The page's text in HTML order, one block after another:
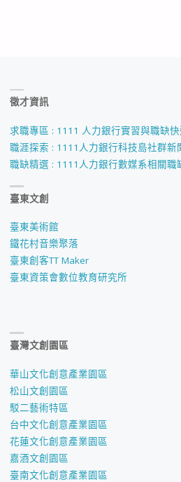
徵才資訊
求職專區 : 1111 人力銀行實習與職缺
職涯探索 : 1111人力銀行科技島社群新
職缺精選 : 1111人力銀行數媒系相關職
臺東文創
臺東美術館
鐵花村音樂聚落
臺東創客TT Maker
臺東資策會數位教育研究所
臺灣文創園區
華山文化創意產業園區
松山文創園區
駁二藝術特區
台中文化創意產業園區
花蓮文化創意產業園區
嘉酒文創園區
臺南文化創意產業園區